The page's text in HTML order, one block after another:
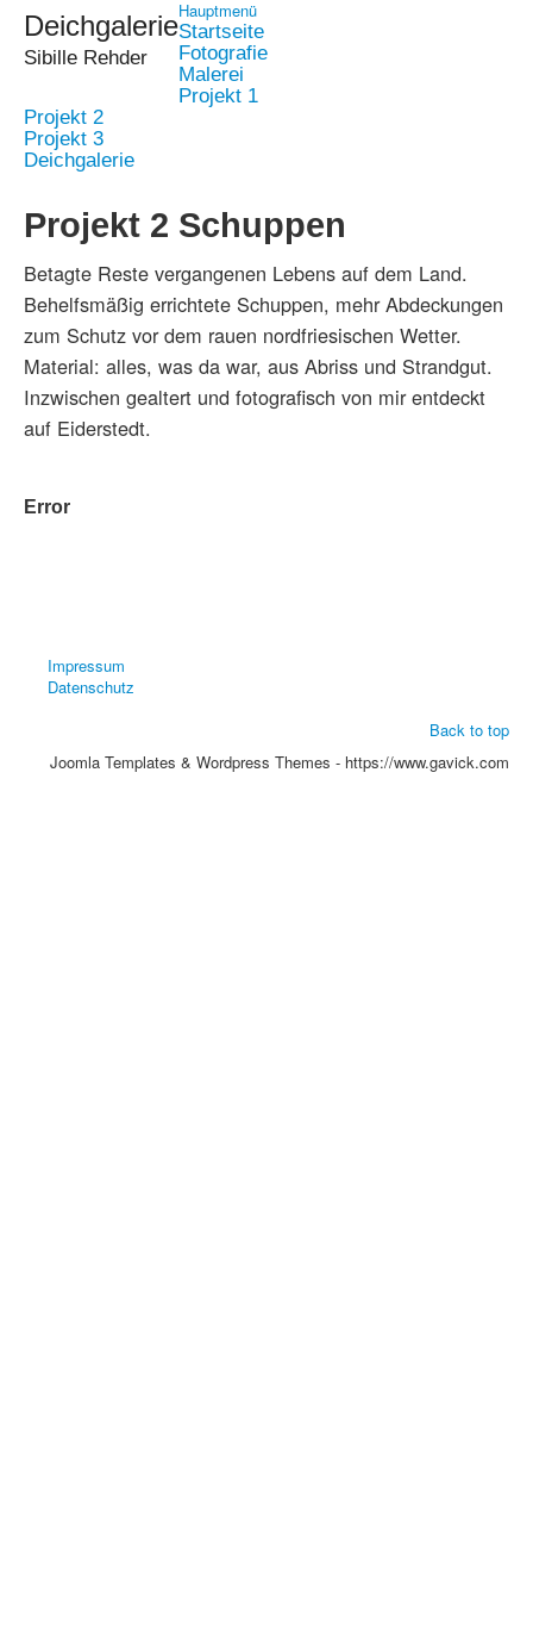
Deichgalerie
Sibille Rehder
Hauptmenü
Startseite
Fotografie
Malerei
Projekt 1
Projekt 2
Projekt 3
Deichgalerie
Projekt 2 Schuppen
Betagte Reste vergangenen Lebens auf dem Land.
Behelfsmäßig errichtete Schuppen, mehr Abdeckungen
zum Schutz vor dem rauen nordfriesischen Wetter.
Material: alles, was da war, aus Abriss und Strandgut.
Inzwischen gealtert und fotografisch von mir entdeckt
auf Eiderstedt.
Error
Impressum
Datenschutz
Back to top
Joomla Templates & Wordpress Themes - https://www.gavick.com